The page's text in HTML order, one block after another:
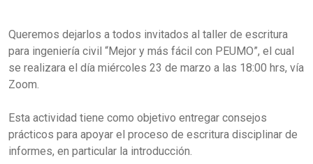
Queremos dejarlos a todos invitados al taller de escritura
para ingeniería civil “Mejor y más fácil con PEUMO”, el cual
se realizara el día miércoles 23 de marzo a las 18:00 hrs, vía
Zoom.
Esta actividad tiene como objetivo entregar consejos
prácticos para apoyar el proceso de escritura disciplinar de
informes, en particular la introducción.